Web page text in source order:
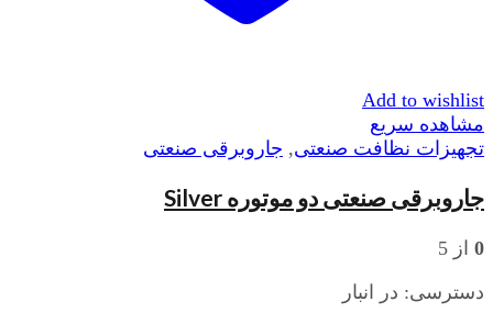
Add to wishlist
مشاهده سریع
تجهیزات نظافت صنعتی, جاروبرقی صنعتی
جاروبرقی صنعتی دو موتوره Silver
0 از 5
دسترسی: در انبار